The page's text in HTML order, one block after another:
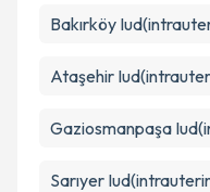
Bakırköy
Ataşehir
Gaziosmanpaşa
Sarıyer